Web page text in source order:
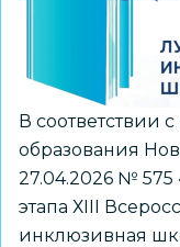
В соответствии
образования
27.04.2026 №
этапа ХIII
инклюзивная